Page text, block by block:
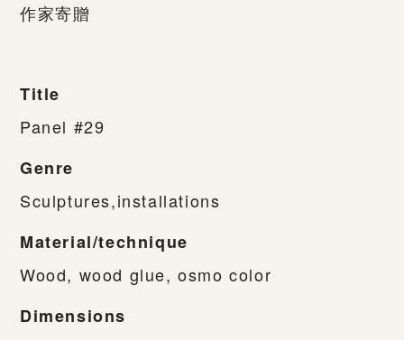
作家寄贈
Title
Panel #29
Genre
Sculptures,installations
Material/technique
Wood, wood glue, osmo color
Dimensions